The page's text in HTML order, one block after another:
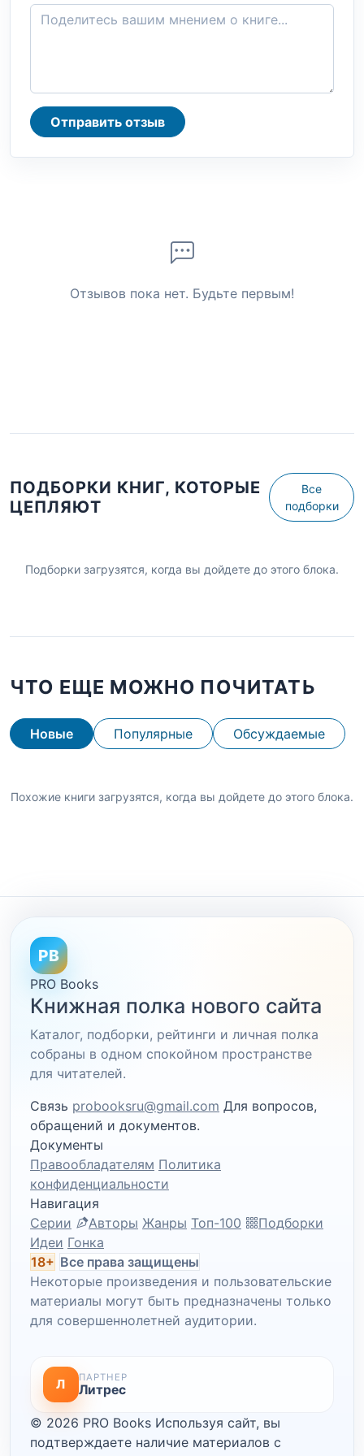
Отправить отзыв
Отзывов пока нет. Будьте первым!
ПОДБОРКИ КНИГ, КОТОРЫЕ
ЦЕПЛЯЮТ
Все
подборки
Подборки загрузятся, когда вы дойдете до этого блока.
ЧТО ЕЩЕ МОЖНО ПОЧИТАТЬ
Новые Популярные Обсуждаемые
Похожие книги загрузятся, когда вы дойдете до этого блока.
PB
PRO Books
Книжная полка нового сайта
Каталог, подборки, рейтинги и личная полка
собраны в одном спокойном пространстве
для читателей.
Связь probooksru@gmail.com Для вопросов,
обращений и документов.
Документы
Правообладателям Политика
конфиденциальности
Навигация
Серии
Авторы Жанры Топ-100
Подборки
Идеи Гонка
18+ Все права защищены
Некоторые произведения и пользовательские
материалы могут быть предназначены только
для совершеннолетней аудитории.
Л ПАРТНЕР
Литрес
© 2026 PRO Books Используя сайт, вы
подтверждаете наличие материалов с